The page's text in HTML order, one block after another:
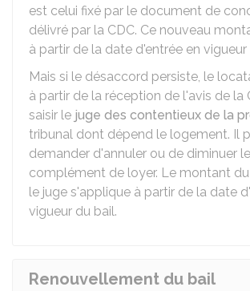
est celui fixé par le document de
délivré par la CDC. Ce nouveau
à partir de la date d'entrée en vigueur
Mais si le désaccord persiste, le
à partir de la réception de l'avis de la
saisir le juge des contentieux de la
tribunal dont dépend le logement. Il
demander d'annuler ou de diminuer le
complément de loyer. Le montant
le juge s'applique à partir de la date
vigueur du bail.
Renouvellement du bail